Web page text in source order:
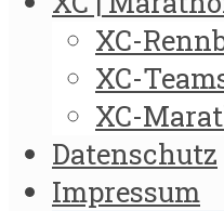
XC-
XC-
XC-
Datenschutz
Impressum